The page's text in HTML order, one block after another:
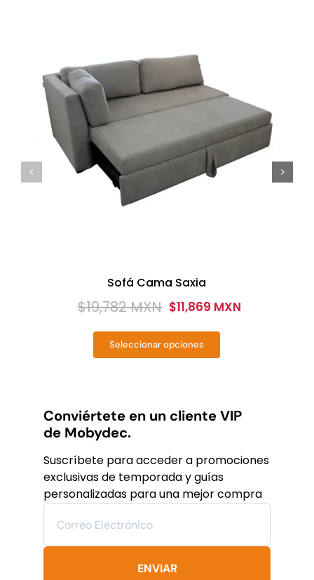
Sofá Cama Saxia
$19,782 MXN
Original
price
$11,869 MXN
Current
price
Seleccionar opciones
Este
variantes.
Las
se
pueden
elegir
en
de
Conviértete en un cliente VIP
de Mobydec.
Suscríbete para acceder a promociones
exclusivas de temporada y guías
personalizadas para una mejor compra
ENVIAR